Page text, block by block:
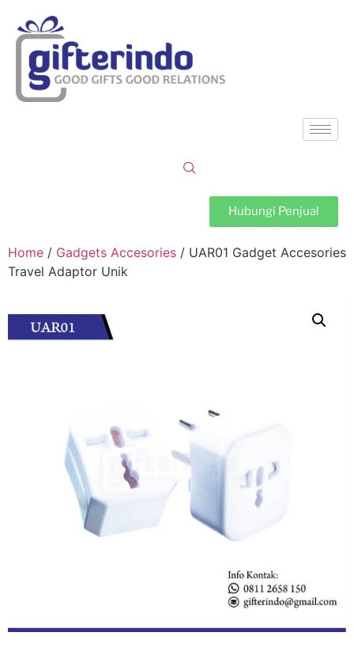
Hubungi Penjual
Home / Gadgets Accesories / UAR01 Gadget Accesories
Travel Adaptor Unik